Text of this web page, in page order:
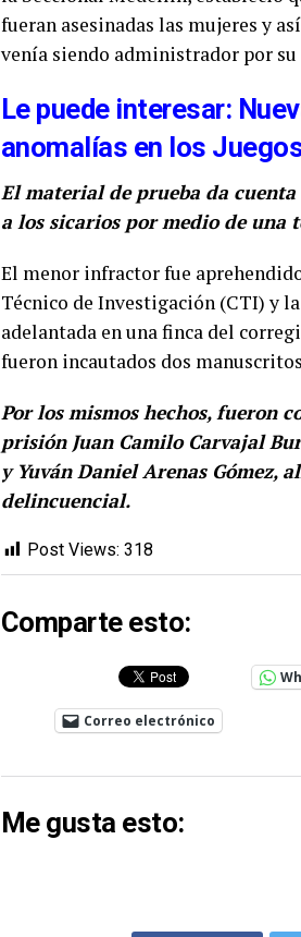
fueran asesinadas las mujeres y
venía siendo administrador por su
Le puede interesar:
anomalías en los
El material de prueba da
a los sicarios por medio de una
El menor infractor fue
Técnico de Investigación (CTI) y
adelantada en una finca del
fueron incautados dos
Por los mismos hechos, fueron
prisión Juan Camilo Carvajal
y Yuván Daniel Arenas Gómez,
delincuencial.
Post Views: 318
Comparte esto:
Correo electrónico
Me gusta esto: